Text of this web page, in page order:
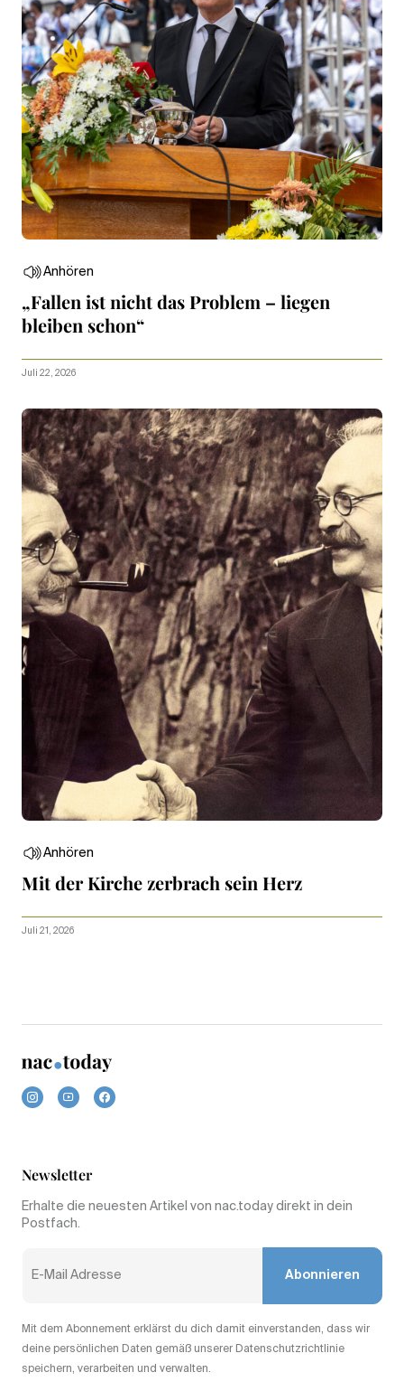
Anhören
„Fallen ist nicht das Problem – liegen
bleiben schon“
Juli 22, 2026
Anhören
Mit der Kirche zerbrach sein Herz
Juli 21, 2026
Newsletter
Erhalte die neuesten Artikel von nac.today direkt in dein
Postfach.
Abonnieren
Mit dem Abonnement erklärst du dich damit einverstanden, dass wir
deine persönlichen Daten gemäß unserer Datenschutzrichtlinie
speichern, verarbeiten und verwalten.